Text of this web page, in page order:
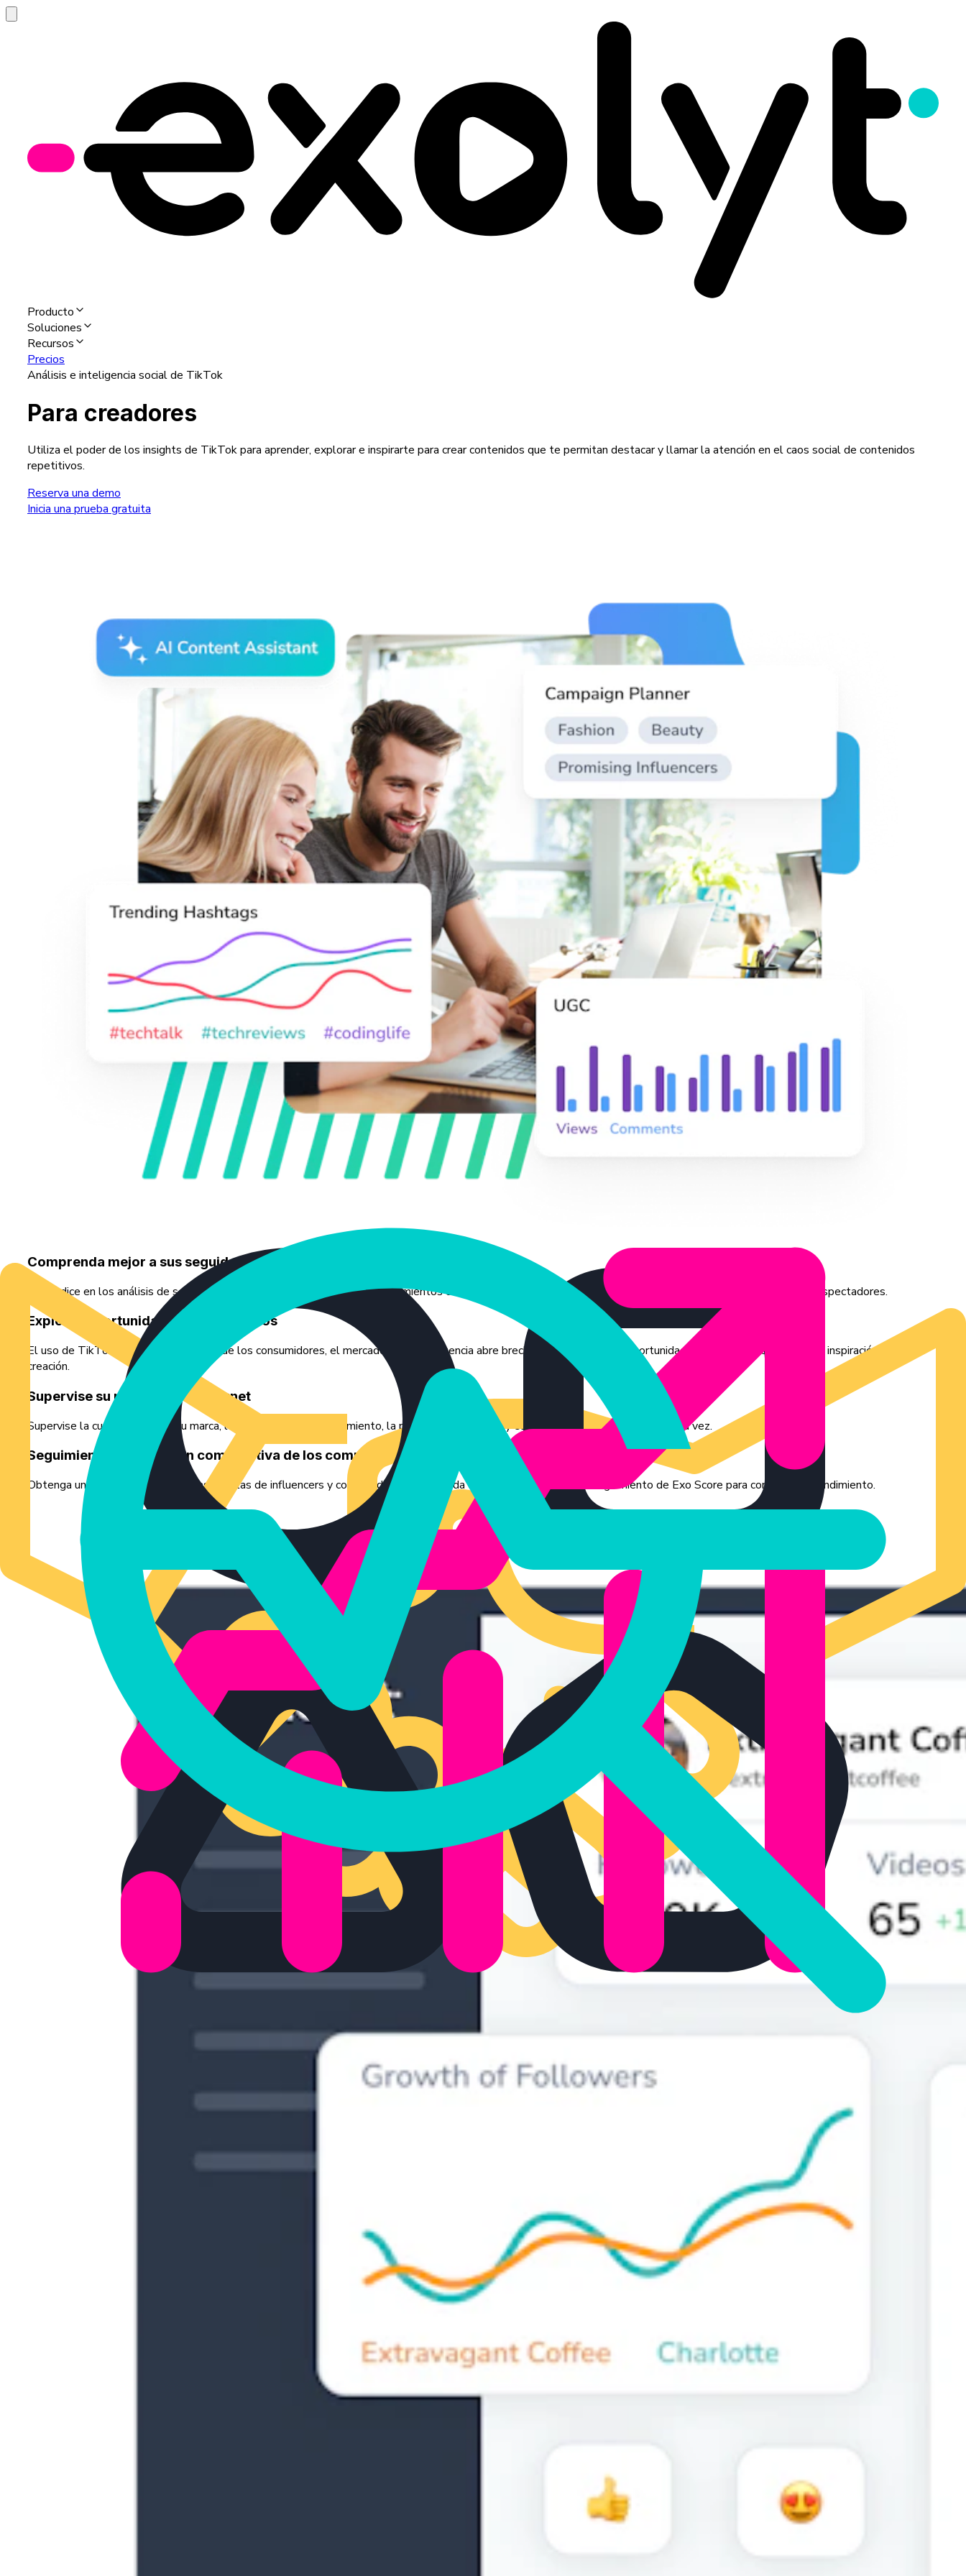
Producto
Soluciones
Recursos
Precios
Análisis e inteligencia social de TikTok
Para creadores
Utiliza el poder de los insights de TikTok para aprender, explorar e inspirarte para crear contenidos que te permitan destacar y llamar la atención en el caos social de contenidos
repetitivos.
Reserva una demo
Inicia una prueba gratuita
Comprenda mejor a sus seguidores
Profundice en los análisis de seguidores, el crecimiento por vídeo, los sentimientos de la audiencia o los comentarios para comprender qué resuena entre sus espectadores.
Explorar oportunidades de contenidos
El uso de TikTok para la investigación de los consumidores, el mercado y la competencia abre brechas en el mercado y oportunidades de contenido, ofreciendo inspiración para la
creación.
Supervise su presencia en Internet
Supervise la cuota de voz de su marca, las estadísticas de rendimiento, la posición en el sector y el panorama competitivo, todo a la vez.
Seguimiento y evaluación comparativa de los competidores
Obtenga una visión general de otras cuentas de influencers y competidores actualizada diariamente, o realice un seguimiento de Exo Score para comparar su rendimiento.